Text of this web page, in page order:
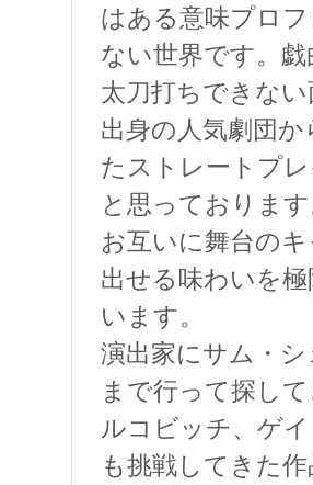
はある意味プロ
ない世界です。
太刀打ちできな
出身の人気劇団
たストレートプ
と思っております
お互いに舞台の
出せる味わいを
います。
演出家にサム・
まで行って探し
ルコビッチ、ゲ
も挑戦してきた